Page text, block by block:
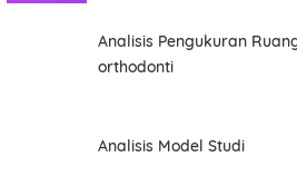
Analisis Pengukuran
orthodonti
Analisis Model Studi